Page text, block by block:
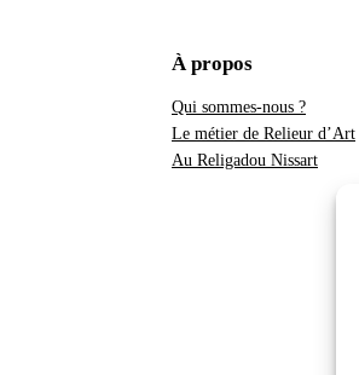
À propos
Qui sommes-nous ?
Le métier de Relieur d’Art
Au Religadou Nissart